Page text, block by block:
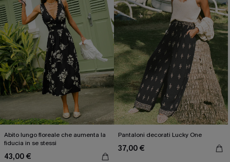
Abito lungo floreale che aumenta la
fiducia in se stessi
43,00 €
Pantaloni decorati Lucky One
37,00 €